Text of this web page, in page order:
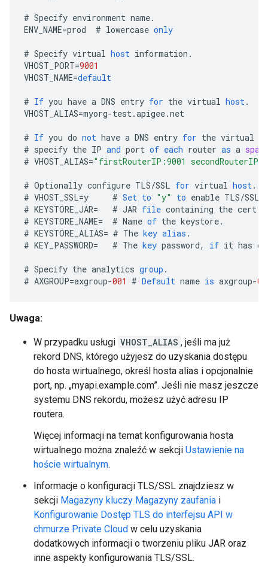
# Specify environment name.
ENV_NAME=prod # lowercase only
# Specify virtual host information .
VHOST_PORT=9001
VHOST_NAME=default
# If you have a DNS entry for the virtual host.
VHOST_ALIAS=myorg-test.apigee.net
# If you do not have a DNS entry for the virtual
# specify the IP and port of each router as a
# VHOST_ALIAS="firstRouterIP:9001
# Optionally configure TLS/SSL for virtual host.
# VHOST_SSL=y # Set to "y" to enable TLS/SSL
# KEYSTORE_JAR= # JAR file containing the cert
# KEYSTORE_NAME= # Name of the keystore.
# KEYSTORE_ALIAS= # The key alias .
# KEY_PASSWORD= # The key password, if it has
# Specify the analytics group .
# AXGROUP=axgroup-001 # Default name is axgroup-
Uwaga:
W przypadku usługi VHOST_ALIAS , jeśli ma już
rekord DNS, którego użyjesz do uzyskania dostępu
do hosta wirtualnego, określ hosta alias i opcjonalnie
port, np. „myapi.example.com”. Jeśli nie masz jeszcze
systemu DNS rekordu, możesz użyć adresu IP
routera.
Więcej informacji na temat konfigurowania hosta
wirtualnego można znaleźć w sekcji Ustawienie na
hoście wirtualnym.
Informacje o konfiguracji TLS/SSL znajdziesz w
sekcji Magazyny kluczy Magazyny zaufania i
Konfigurowanie Dostęp TLS do interfejsu API w
chmurze Private Cloud w celu uzyskania
dodatkowych informacji o tworzeniu pliku JAR oraz
inne aspekty konfigurowania TLS/SSL.